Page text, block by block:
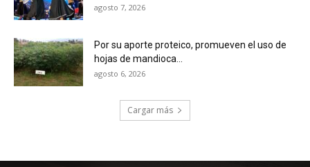
agosto 7, 2026
Por su aporte proteico, promueven el uso de
hojas de mandioca...
agosto 6, 2026
Cargar más